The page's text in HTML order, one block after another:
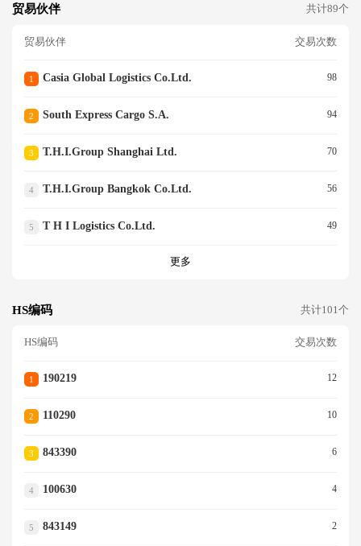
贸易伙伴 共计89个
贸易伙伴 交易次数
1 Casia Global Logistics Co.ltd. 98
2 South Express Cargo S.a. 94
3 T.h.i.group Shanghai Ltd. 70
4 T.h.i.group Bangkok Co.ltd. 56
5 T H I Logistics Co.ltd. 49
更多
HS编码 共计101个
HS编码 交易次数
1 190219 12
2 110290 10
3 843390 6
4 100630 4
5 843149 2